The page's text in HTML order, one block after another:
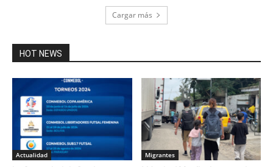
Cargar más
HOT NEWS
Actualidad Migrantes